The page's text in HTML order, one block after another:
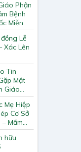
Phận
Bệnh
Miễn
Đồng
Lễ
Xác Lên
Tin
Mặt
Giáo
Mẹ Hiệp
Cơ Sở
Mầm
hữu